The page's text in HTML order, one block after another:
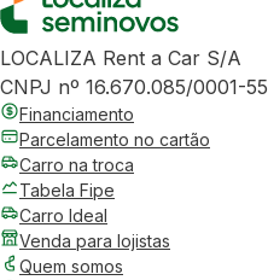
LOCALIZA Rent a Car S/A
CNPJ nº 16.670.085/0001-55
Financiamento
Parcelamento no cartão
Carro na troca
Tabela Fipe
Carro Ideal
Venda para lojistas
Quem somos